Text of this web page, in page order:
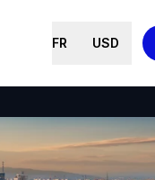
FR USD